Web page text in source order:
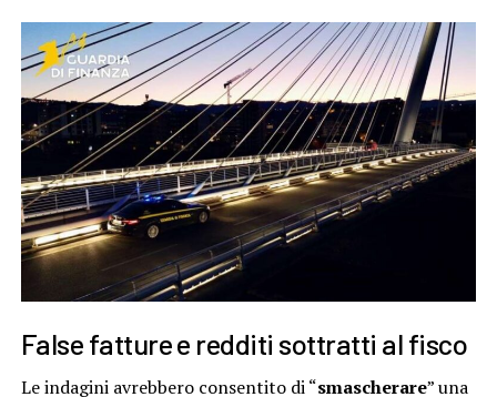
False fatture e redditi sottratti al fisco
Le indagini avrebbero consentito di “smascherare” una